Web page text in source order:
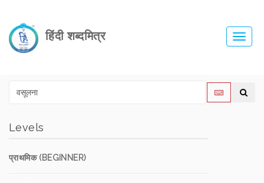
हिंदी शब्दमित्र
Levels
प्राथमिक (BEGINNER)